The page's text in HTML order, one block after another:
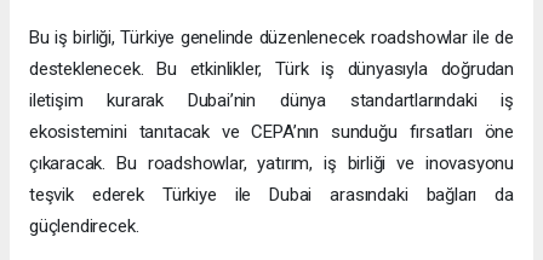
Bu iş birliği, Türkiye genelinde düzenlenecek roadshowlar ile de
desteklenecek. Bu etkinlikler, Türk iş dünyasıyla doğrudan
iletişim kurarak Dubai’nin dünya standartlarındaki iş
ekosistemini tanıtacak ve CEPA’nın sunduğu fırsatları öne
çıkaracak. Bu roadshowlar, yatırım, iş birliği ve inovasyonu
teşvik ederek Türkiye ile Dubai arasındaki bağları da
güçlendirecek.